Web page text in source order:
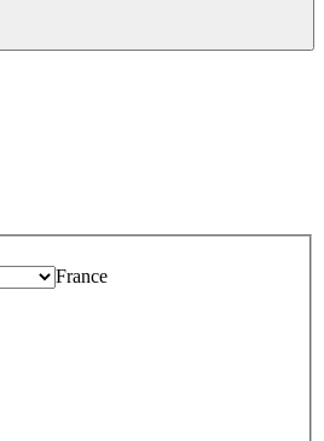
France